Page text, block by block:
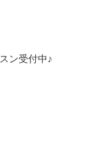
ン受付中♪